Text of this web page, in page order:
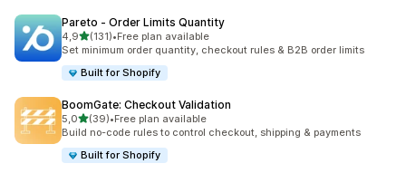
Pareto ‑ Order Limits Quantity
4,9na 5 gwiazdek
(131)
Łączna liczba recenzji: 131
•Free plan available
Set minimum order quantity, checkout rules & B2B order limits
Built for Shopify
BoomGate: Checkout Validation
5,0na 5 gwiazdek
(39)
Łączna liczba recenzji: 39
•Free plan available
Build no-code rules to control checkout, shipping & payments
Built for Shopify